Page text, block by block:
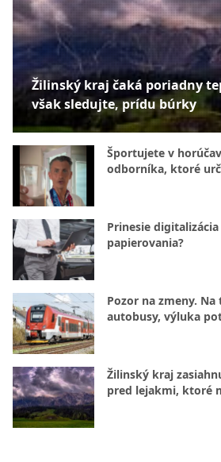
Žilinský kraj čaká poriadny
však sledujte, prídu búrky
Športujete v
odborníka, ktoré
Prinesie
papierovania?
Pozor na zmeny.
autobusy, výluka
Žilinský kraj
pred lejakmi, ktoré